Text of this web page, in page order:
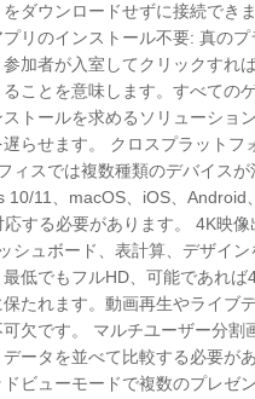
ダウンロードせずに接続でき
リのインストール不要: 真のプ
参加者が入室してクリックすれ
ことを意味します。すべての
ストールを求めるソリューショ
らせます。 クロスプラットフ
ィスでは複数種類のデバイスが
10/11、macOS、iOS、Android、
する必要があります。 4K映像
シュボード、表計算、デザイン
低でもフルHD、可能であれば
たれます。動画再生やライブ
欠です。 マルチユーザー分割
ータを並べて比較する必要が
ビューモードで複数のプレゼ